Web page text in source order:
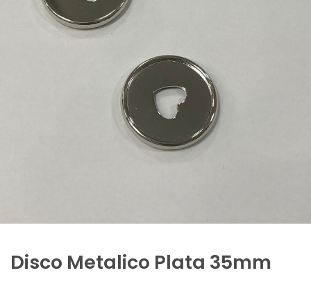
Disco Metalico Plata 35mm